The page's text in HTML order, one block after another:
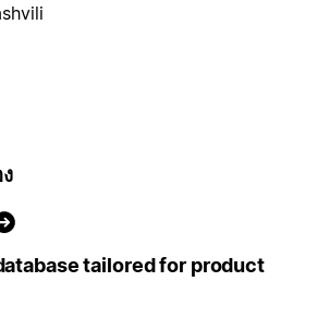
tailored for product